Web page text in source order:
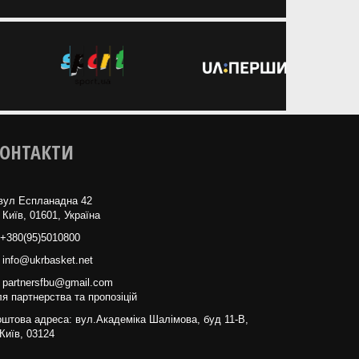
Еспланадна 42
01601, Україна
+380(95)5010800
info@ukrbasket.net
partnersfbu@gmail.com
партнерства та пропозіцій
адреса: вул.Академіка Шалімова, буд 11-В,
03124